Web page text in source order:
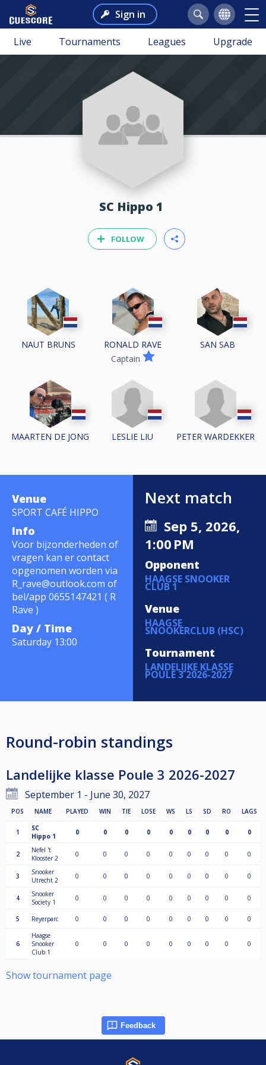
Sign in
Live Tournaments Leagues Upgrade
SC Hippo 1
FOLLOW
NAUT BRUNS
RONALD RAVE
Captain
SAN SAB
MAARTEN DE JONG LESLIE LIU PETER WARDEKKER
Venue
SPORT CAFÉ HIPPO
Info
Voor bijzonderheden of
vragen kan er contact
opgenomen worden via
R_rave@outlook.com of
bel/app 0655147421 ( R
Rave )
Day / Time
Saturday 13:00
Next match
Sep 5, 2026,
1:00 PM
Opponent
HAAGSE SNOOKER
CLUB 1
Venue
HAAGSE
SNOOKERCLUB (HSC)
Tournament
LANDELIJKE KLASSE
POULE 3 2026-2027
Round-robin standings
Landelijke klasse Poule 3 2026-2027
September 1 - June 30, 2027
POS NAME PLAYED WIN TIE LOSE WS LS SD RO LAGS
1
SC
Hippo 1
0 0 0 0 0 0 0 0 0
2
Nefel 't
Klooster 2
0 0 0 0 0 0 0 0 0
3
Snooker
Utrecht 2
0 0 0 0 0 0 0 0 0
4
Snooker
Society 1
0 0 0 0 0 0 0 0 0
5 Reyerparc 0 0 0 0 0 0 0 0 0
6
Haagse
Snooker
Club 1
0 0 0 0 0 0 0 0 0
Show tournament page
Feedback